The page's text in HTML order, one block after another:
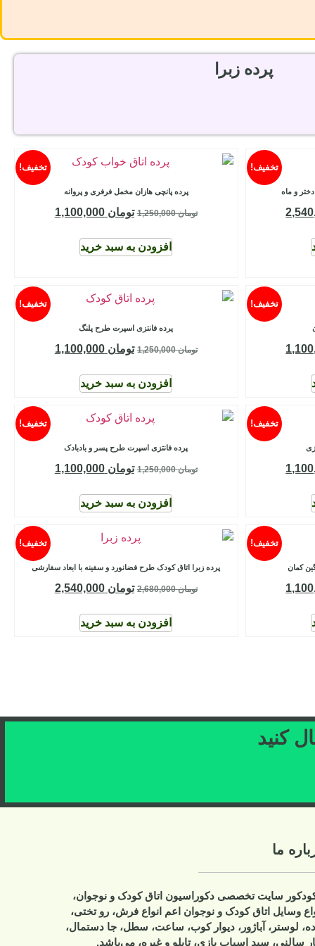
پرده زبرا
تخفیف!
و ماه
تخفیف!
پرده پانچی هازان مخمل فرفری و پروانه
تومان1,250,000 تومان 1,100,000
افزودن به سبد خرید
تخفیف! تخفیف!
پرده فانتزی اسپرت طرح پلنگ
تومان1,250,000 تومان 1,100,000
افزودن به سبد خرید
تخفیف! تخفیف!
پرده فانتزی اسپرت طرح پسر و بادبادک
تومان1,250,000 تومان 1,100,000
افزودن به سبد خرید
تخفیف!
کمان
تخفیف!
پرده زبرا اتاق کودک طرح فضانورد و سفینه با ابعاد سفارشی
تومان2,680,000 تومان 2,540,000
افزودن به سبد خرید
کنید
ما
سایت تخصصی دکوراسیون اتاق کودک و نوجوان،
وسایل اتاق کودک و نوجوان اعم انواع فرش، رو تختی،
لوستر، آباژور، دیوار کوب، ساعت، سطل، جا دستمال،
سالنی، سبد اسباب بازی، تابلو و غیره، می‌باشد.